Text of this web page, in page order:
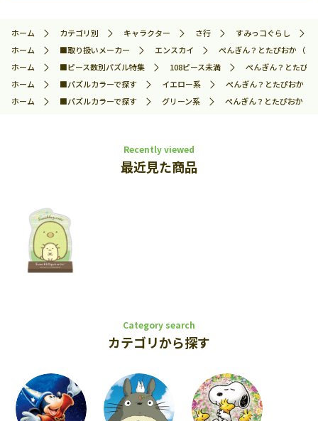
ホーム カテゴリ別 キャラクター さ行 すみっコぐらし
ホーム
■取り扱いメーカー エンスカイ
ぺんぎん？とたぴおか （
ホーム
■ピース数別パズル特集 108ピース未満
ぺんぎん？とたぴ
ホーム
■パズルカラーで探す イエロー系
ぺんぎん？とたぴおか
ホーム
■パズルカラーで探す グリーン系 ぺんぎん？とたぴおか
Recently viewed
最近見た商品
Category search
カテゴリから探す